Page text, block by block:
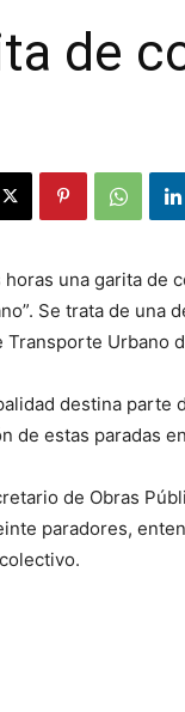
de
una garita de
Se trata de
Urbano
destina
de estas paradas
de Obras
paradores,